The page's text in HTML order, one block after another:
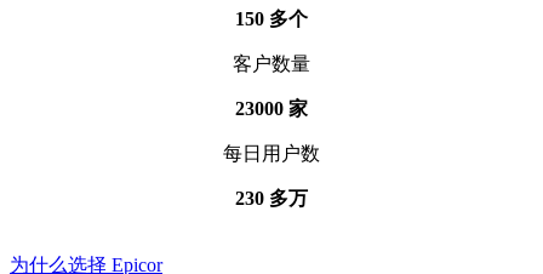
150 多个
客户数量
23000 家
每日用户数
230 多万
为什么选择 Epicor